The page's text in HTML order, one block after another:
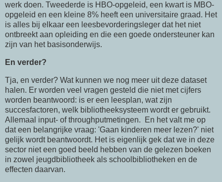
werk doen. Tweederde is HBO-opgeleid, een kwart is MBO-
opgeleid en een kleine 8% heeft een universitaire graad. Het
is alles bij elkaar een leesbevorderingsleger dat het niet
ontbreekt aan opleiding en die een goede ondersteuner kan
zijn van het basisonderwijs.
En verder?
Tja, en verder? Wat kunnen we nog meer uit deze dataset
halen. Er worden veel vragen gesteld die niet met cijfers
worden beantwoord: is er een leesplan, wat zijn
succesfactoren, welk bibliotheeksysteem wordt er gebruikt.
Allemaal input- of throughputmetingen. En het valt me op
dat een belangrijke vraag: 'Gaan kinderen meer lezen?' niet
gelijk wordt beantwoordt. Het is eigenlijk gek dat we in deze
sector niet een goed beeld hebben van de gelezen boeken
in zowel jeugdbibliotheek als schoolbibliotheken en de
effecten daarvan.